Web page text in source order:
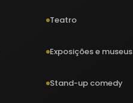
Teatro
Exposições e museus
Stand-up comedy